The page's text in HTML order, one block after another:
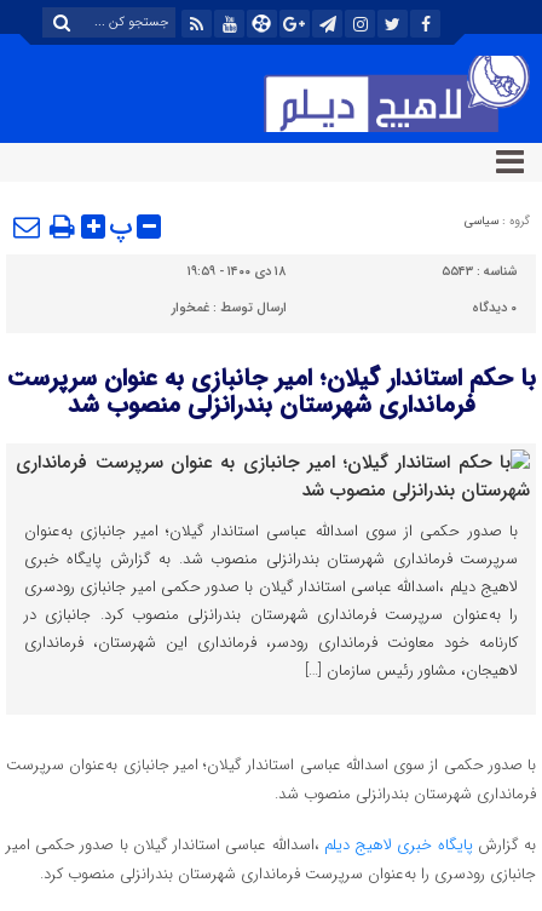
گروه : سیاسی پ
شناسه : ۵۵۴۳
۱۸ دی ۱۴۰۰ - ۱۹:۵۹
۰ دیدگاه ارسال توسط :غمخوار
با حکم استاندار گیلان؛ امیر جانبازی به عنوان سرپرست
فرمانداری شهرستان بندرانزلی منصوب شد
با صدور حکمی از سوی اسدالله عباسی استاندار گیلان؛ امیر جانبازی به‌عنوان
سرپرست فرمانداری شهرستان بندرانزلی منصوب شد. به گزارش پایگاه خبری
لاهیج دیلم ،اسدالله عباسی استاندار گیلان با صدور حکمی امیر جانبازی رودسری
را به‌عنوان سرپرست فرمانداری شهرستان بندرانزلی منصوب کرد. جانبازی در
کارنامه خود معاونت فرمانداری رودسر، فرمانداری این شهرستان، فرمانداری
لاهیجان، مشاور رئیس سازمان […]
با صدور حکمی از سوی اسدالله عباسی استاندار گیلان؛ امیر جانبازی به‌عنوان سرپرست
فرمانداری شهرستان بندرانزلی منصوب شد.
به گزارشپایگاه خبری لاهیج دیلم ،اسدالله عباسی استاندار گیلان با صدور حکمی امیر
جانبازی رودسری را به‌عنوان سرپرست فرمانداری شهرستان بندرانزلی منصوب کرد.